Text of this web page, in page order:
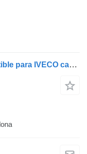
5801333178 depósito de combustible para IVECO camión